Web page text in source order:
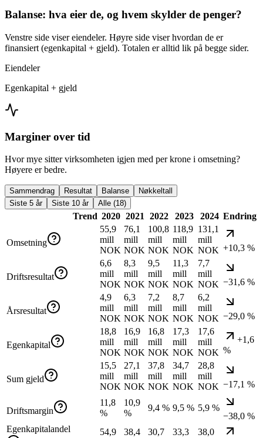
Balanse: hva eier de, og hvem skylder de penger?
Venstre side viser eiendeler. Høyre side viser hvordan de er
finansiert (egenkapital + gjeld). Totalen er alltid lik på begge sider.
Eiendeler
Egenkapital + gjeld
Marginer over tid
Hvor mye sitter virksomheten igjen med per krone i omsetning?
Høyere er bedre.
Sammendrag Resultat Balanse
Nøkkeltall
Siste 5 år
Siste 10 år Alle (18)
Trend 2020 2021 2022 2023 2024 Endring
Omsetning
55,9
mill
NOK
76,1
mill
NOK
100,8
mill
NOK
118,9
mill
NOK
131,1
mill
NOK +10,3 %
Driftsresultat
6,6
mill
NOK
8,3
mill
NOK
9,5
mill
NOK
11,3
mill
NOK
7,7
mill
NOK −31,6 %
Årsresultat
4,9
mill
NOK
6,3
mill
NOK
7,2
mill
NOK
8,7
mill
NOK
6,2
mill
NOK −29,0 %
Egenkapital
18,8
mill
NOK
16,9
mill
NOK
16,8
mill
NOK
17,3
mill
NOK
17,6
mill
NOK
+1,6
%
Sum gjeld
15,5
mill
NOK
27,1
mill
NOK
37,8
mill
NOK
34,7
mill
NOK
28,8
mill
NOK −17,1 %
Driftsmargin
11,8
%
10,9
%
9,4 % 9,5 % 5,9 %
−38,0 %
Egenkapitalandel
54,9
38,4
30,7
33,3
38,0